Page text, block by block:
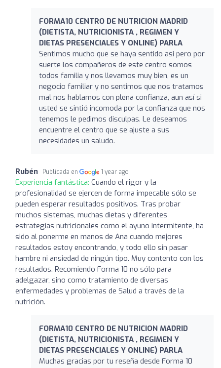
FORMA10 CENTRO DE NUTRICION MADRID
(DIETISTA, NUTRICIONISTA , REGIMEN Y
DIETAS PRESENCIALES Y ONLINE) PARLA
Sentimos mucho que se haya sentido asi pero por
suerte los compañeros de este centro somos
todos familia y nos llevamos muy bien, es un
negocio familiar y no sentimos que nos tratamos
mal nos hablamos con plena confianza, aun así si
usted se sintió incomoda por la confianza que nos
tenemos le pedimos disculpas. Le deseamos
encuentre el centro que se ajuste a sus
necesidades un saludo.
Rubén Publicada en 1 year ago
Experiencia fantástica: Cuando el rigor y la
profesionalidad se ejercen de forma impecable sólo se
pueden esperar resultados positivos. Tras probar
muchos sistemas, muchas dietas y diferentes
estrategias nutricionales como el ayuno intermitente, ha
sido al ponerme en manos de Ana cuando mejores
resultados estoy encontrando, y todo ello sin pasar
hambre ni ansiedad de ningún tipo. Muy contento con los
resultados. Recomiendo Forma 10 no sólo para
adelgazar, sino como tratamiento de diversas
enfermedades y problemas de Salud a través de la
nutrición.
FORMA10 CENTRO DE NUTRICION MADRID
(DIETISTA, NUTRICIONISTA , REGIMEN Y
DIETAS PRESENCIALES Y ONLINE) PARLA
Muchas gracias por tu reseña desde Forma 10